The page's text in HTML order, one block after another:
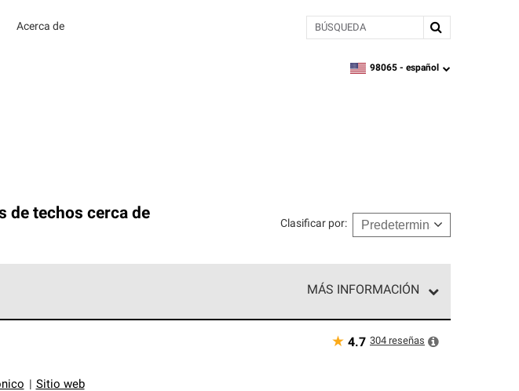
Acerca de BÚSQUEDA
zipcode,language
98065 - español
de techos cerca de
Clasificar por:
MÁS INFORMACIÓN
confiabilidad y destreza incomparable. Solo ellos pueden
de techos.
Sitio web
★ 4.7 304 reseñas